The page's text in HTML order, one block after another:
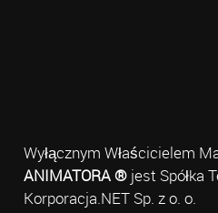
Wyłącznym Właścicielem
ANIMATORA ®jest Spółka
Korporacja.NET Sp. z o. o.